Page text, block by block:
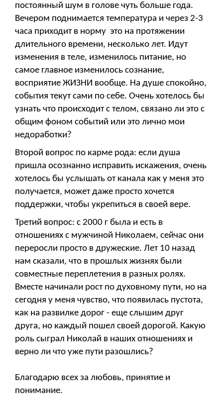
постоянный шум в голове чуть больше года.
Вечером поднимается температура и через 2-3
часа приходит в норму это на протяжении
длительного времени, несколько лет. Идут
изменения в теле, изменилось питание, но
самое главное изменилось сознание,
восприятие ЖИЗНИ вообще. На душе спокойно,
события текут сами по себе. Очень хотелось бы
узнать что происходит с телом, связано ли это с
общим фоном событий или это лично мои
недоработки?
Второй вопрос по карме рода: если душа
пришла осознанно исправить искажения, очень
хотелось бы услышать от канала как у меня это
получается, может даже просто хочется
поддержки, чтобы укрепиться в своей вере.
Третий вопрос: с 2000 г была и есть в
отношениях с мужчиной Николаем, сейчас они
переросли просто в дружеские. Лет 10 назад
нам сказали, что в прошлых жизнях были
совместные переплетения в разных ролях.
Вместе начинали рост по духовному пути, но на
сегодня у меня чувство, что появилась пустота,
как на развилке дорог - еще слышим друг
друга, но каждый пошел своей дорогой. Какую
роль сыграл Николай в наших отношениях и
верно ли что уже пути разошлись?
Благодарю всех за любовь, принятие и
понимание.